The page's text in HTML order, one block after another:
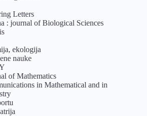
Letters
: journal of Biological Sciences
ekologija
nauke
of Mathematics
in Mathematical and in